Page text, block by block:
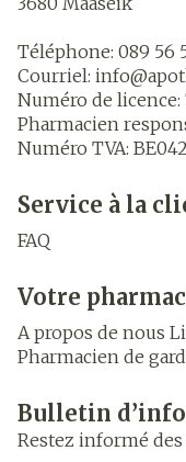
Téléphone: 089 56
Courriel: info@
Numéro de licence:
Pharmacien
Numéro TVA:
Service à la
FAQ
Votre
A propos de nous
Pharmacien de
Bulletin
Restez informé